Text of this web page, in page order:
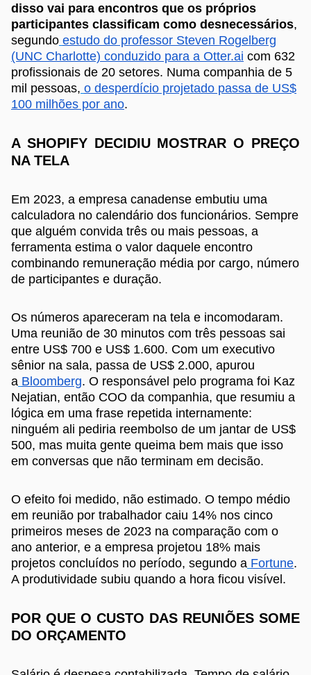
disso vai para encontros que os próprios
participantes classificam como desnecessários,
segundo estudo do professor Steven Rogelberg
(UNC Charlotte) conduzido para a Otter.ai com 632
profissionais de 20 setores. Numa companhia de 5
mil pessoas, o desperdício projetado passa de US$
100 milhões por ano.
A SHOPIFY DECIDIU MOSTRAR O PREÇO
NA TELA
Em 2023, a empresa canadense embutiu uma
calculadora no calendário dos funcionários. Sempre
que alguém convida três ou mais pessoas, a
ferramenta estima o valor daquele encontro
combinando remuneração média por cargo, número
de participantes e duração.
Os números apareceram na tela e incomodaram.
Uma reunião de 30 minutos com três pessoas sai
entre US$ 700 e US$ 1.600. Com um executivo
sênior na sala, passa de US$ 2.000, apurou
a Bloomberg. O responsável pelo programa foi Kaz
Nejatian, então COO da companhia, que resumiu a
lógica em uma frase repetida internamente:
ninguém ali pediria reembolso de um jantar de US$
500, mas muita gente queima bem mais que isso
em conversas que não terminam em decisão.
O efeito foi medido, não estimado. O tempo médio
em reunião por trabalhador caiu 14% nos cinco
primeiros meses de 2023 na comparação com o
ano anterior, e a empresa projetou 18% mais
projetos concluídos no período, segundo a Fortune.
A produtividade subiu quando a hora ficou visível.
POR QUE O CUSTO DAS REUNIÕES SOME
DO ORÇAMENTO